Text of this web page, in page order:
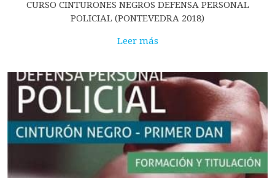
CURSO CINTURONES NEGROS DEFENSA PERSONAL
POLICIAL (PONTEVEDRA 2018)
Leer más